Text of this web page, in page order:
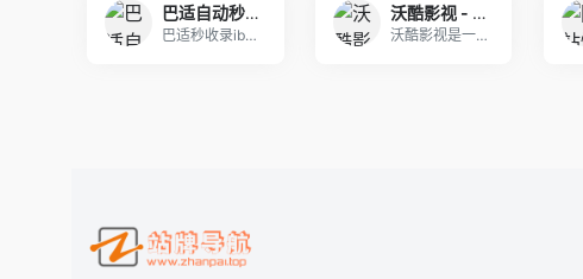
巴适自动秒收录
巴适秒收录ibashi.net是一个分享优秀的网
沃酷影视 - 解锁各大平台VIP内容免费在线观看！
沃酷影视是一款专业的影视播放平台，致力于为用户提